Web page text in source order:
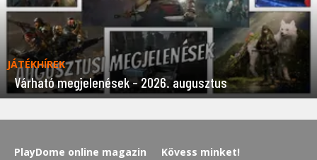
JÁTÉKHÍREK
Várható megjelenések – 2026. augusztus
PlayDome online magazin
Kövess minket!